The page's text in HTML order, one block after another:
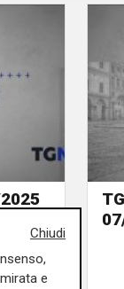
Redazione
Chiudi
e